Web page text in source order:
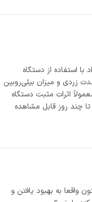
استفاده از دستگاه
زردی و میزان بیلی‌روبین
اثرات مثبت دستگاه
چند روز قابل مشاهده
واقعا به بهبود یافتن و